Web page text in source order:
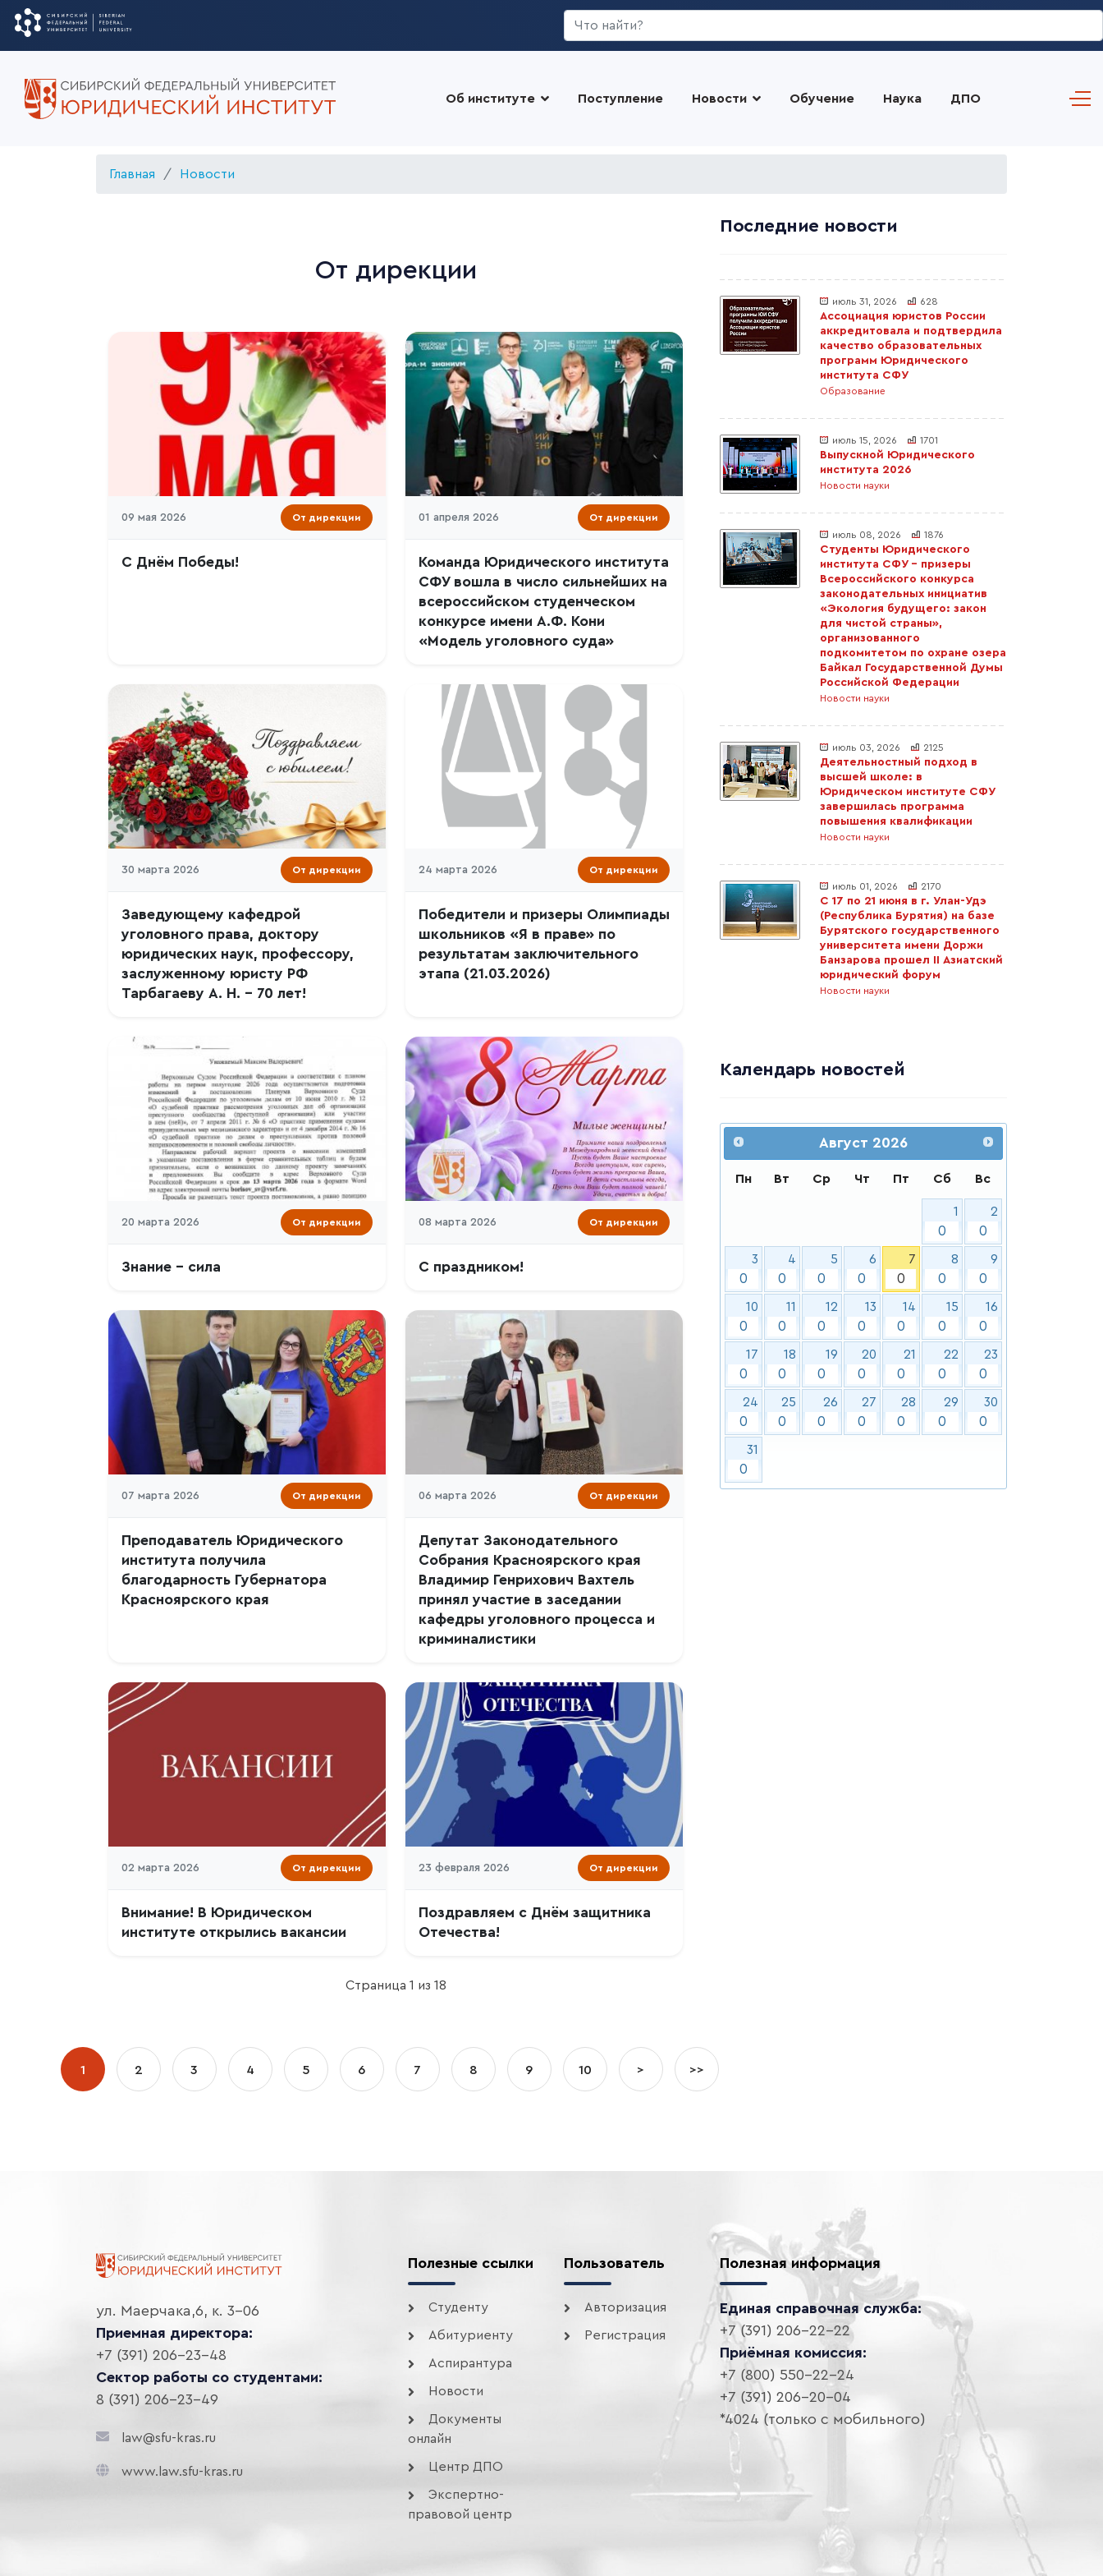
Искать...
Об институте Поступление Новости Обучение Наука ДПО
Главная Новости
От дирекции
09 мая 2026 От дирекции
С Днём Победы!
01 апреля 2026 От дирекции
Команда Юридического института
СФУ вошла в число сильнейших на
всероссийском студенческом
конкурсе имени А.Ф. Кони
«Модель уголовного суда»
30 марта 2026 От дирекции
Заведующему кафедрой
уголовного права, доктору
юридических наук, профессору,
заслуженному юристу РФ
Тарбагаеву А. Н. – 70 лет!
24 марта 2026 От дирекции
Победители и призеры Олимпиады
школьников «Я в праве» по
результатам заключительного
этапа (21.03.2026)
20 марта 2026 От дирекции
Знание – сила
08 марта 2026 От дирекции
С праздником!
07 марта 2026 От дирекции
Преподаватель Юридического
института получила
благодарность Губернатора
Красноярского края
06 марта 2026 От дирекции
Депутат Законодательного
Собрания Красноярского края
Владимир Генрихович Вахтель
принял участие в заседании
кафедры уголовного процесса и
криминалистики
02 марта 2026 От дирекции
Внимание! В Юридическом
институте открылись вакансии
23 февраля 2026 От дирекции
Поздравляем с Днём защитника
Отечества!
Страница 1 из 18
1 2 3 4 5 6 7 8 9 10 > >>
Последние новости
июль 31, 2026 628
Ассоциация юристов России
аккредитовала и подтвердила
качество образовательных
программ Юридического
института СФУ
Образование
июль 15, 2026 1701
Выпускной Юридического
института 2026
Новости науки
июль 08, 2026 1876
Студенты Юридического
института СФУ – призеры
Всероссийского конкурса
законодательных инициатив
«Экология будущего: закон
для чистой страны»,
организованного
подкомитетом по охране озера
Байкал Государственной Думы
Российской Федерации
Новости науки
июль 03, 2026 2125
Деятельностный подход в
высшей школе: в
Юридическом институте СФУ
завершилась программа
повышения квалификации
Новости науки
июль 01, 2026 2170
С 17 по 21 июня в г. Улан-Удэ
(Республика Бурятия) на базе
Бурятского государственного
университета имени Доржи
Банзарова прошел II Азиатский
юридический форум
Новости науки
Календарь новостей
Август 2026
Пн Вт Ср Чт Пт Сб Вс
1
0
2
0
3
0
4
0
5
0
6
0
7
0
8
0
9
0
10
0
11
0
12
0
13
0
14
0
15
0
16
0
17
0
18
0
19
0
20
0
21
0
22
0
23
0
24
0
25
0
26
0
27
0
28
0
29
0
30
0
31
0
ул. Маерчака,6, к. 3-06
Приемная директора:
+7 (391) 206-23-48
Сектор работы со студентами:
8 (391) 206-23-49
law@sfu-kras.ru
www.law.sfu-kras.ru
Полезные ссылки
Студенту
Абитуриенту
Аспирантура
Новости
Документы
онлайн
Центр ДПО
Экспертно-
правовой центр
Пользователь
Авторизация
Регистрация
Полезная информация
Единая справочная служба:
+7 (391) 206-22-22
Приёмная комиссия:
+7 (800) 550-22-24
+7 (391) 206-20-04
*4024 (только с мобильного)